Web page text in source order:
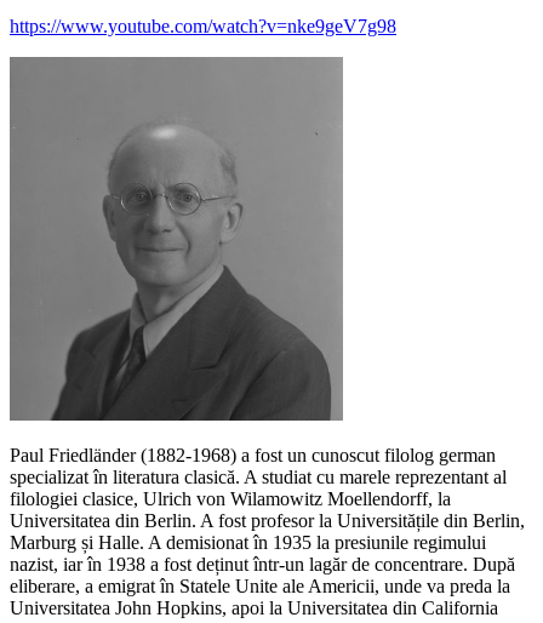
https://www.youtube.com/watch?v=nke9geV7g98
Paul Friedländer (1882-1968) a fost un cunoscut filolog german
specializat în literatura clasică. A studiat cu marele reprezentant al
filologiei clasice, Ulrich von Wilamowitz Moellendorff, la
Universitatea din Berlin. A fost profesor la Universitățile din Berlin,
Marburg și Halle. A demisionat în 1935 la presiunile regimului
nazist, iar în 1938 a fost deținut într-un lagăr de concentrare. După
eliberare, a emigrat în Statele Unite ale Americii, unde va preda la
Universitatea John Hopkins, apoi la Universitatea din California